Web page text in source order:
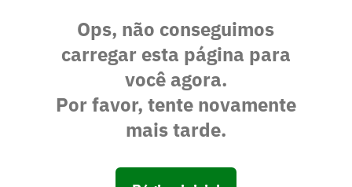
Ops, não conseguimos
carregar esta página para
você agora.
Por favor, tente novamente
mais tarde.